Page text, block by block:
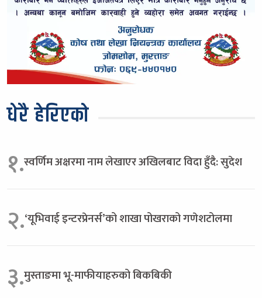
धेरै हेरिएको
१.स्वर्णिम अक्षरमा नाम लेखाएर अखिलबाट विदा हुँदै: सुदेश
२.‘यूभिवाई इन्टरप्रेनर्स’को शाखा पोखराको गणेशटोलमा
३.मुस्ताङमा भू-माफीयाहरुको बिकबिकी